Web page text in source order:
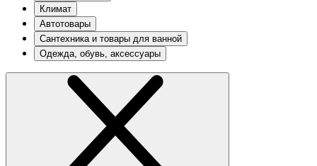
Климат
Автотовары
Сантехника и товары для ванной
Одежда, обувь, аксессуары